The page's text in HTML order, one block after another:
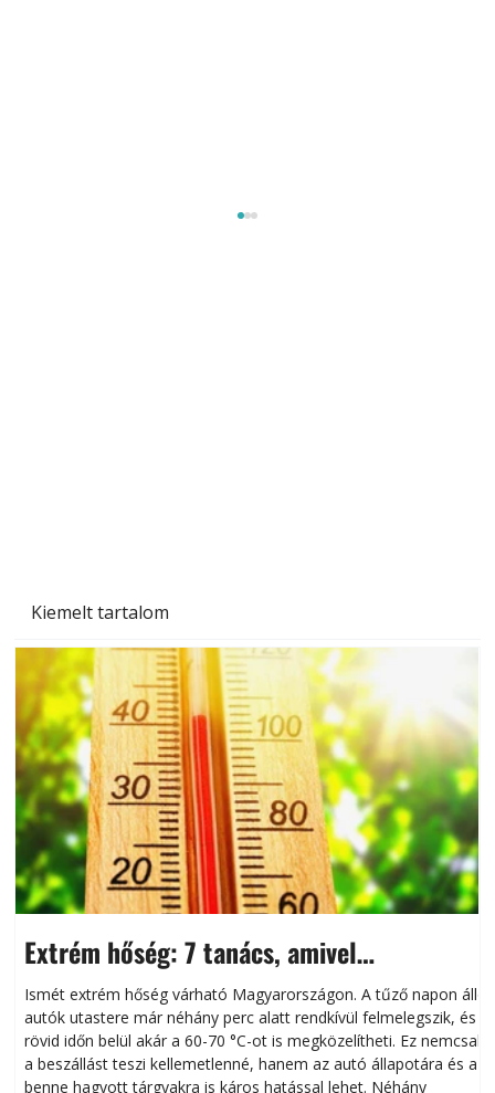
Kiemelt tartalom
Extrém hőség: 7 tanács, amivel
megóvhatjuk autónkat a nyári károktól
Ismét extrém hőség várható Magyarországon. A tűző napon álló
autók utastere már néhány perc alatt rendkívül felmelegszik, és
rövid időn belül akár a 60-70 °C-ot is megközelítheti. Ez nemcsak
a beszállást teszi kellemetlenné, hanem az autó állapotára és a
benne hagyott tárgyakra is káros hatással lehet. Néhány